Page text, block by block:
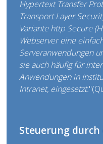
Hypertext Transfer
Transport Layer
Variante http Secure
Webserver eine
Serveranwendungen
sie auch häufig für
Anwendungen in
Intranet, eingesetzt.
Steuerung